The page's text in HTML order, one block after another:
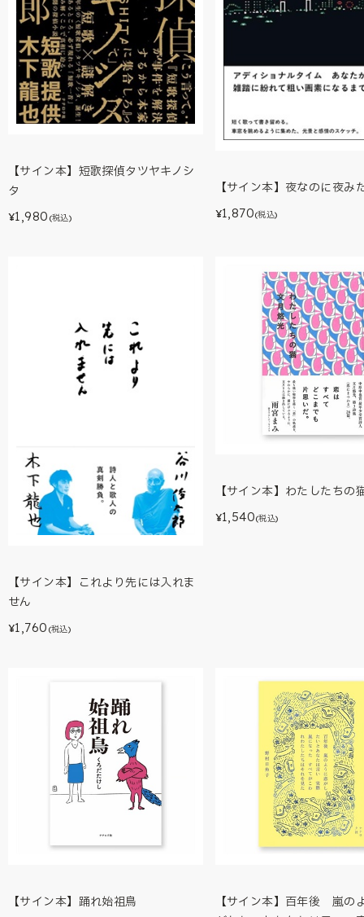
【サイン本】短歌探偵タツヤキノシ
タ
¥1,980 (税込)
【サイン本】夜なのに夜み
¥1,870(税込)
【サイン本】これより先には入れま
せん
¥1,760 (税込)
【サイン本】わたしたちの
¥1,540(税込)
【サイン本】踊れ始祖鳥
【サイン本】百年後 嵐の